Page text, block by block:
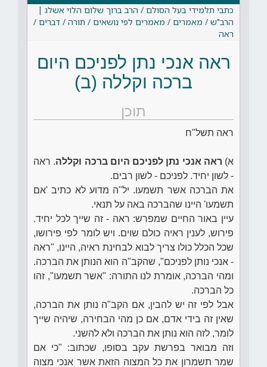
כתבי תלמידי בעל הסולם / הרב ברוך שלום הלוי אשלג |
הרב"ש / מאמרים / מאמרים לפי נושאים / תורה / דברים /
ראה
ראה אנכי נתן לפניכם היום
ברכה וקללה (ב)
תוכן
ראה תשל"ח
א) ראה אנכי נתן לפניכם היום ברכה וקללה. ראה
- לשון יחיד. לפניכם - לשון רבים.
את הברכה אשר תשמעו. יל"ה מדוע לא כתיב 'אם
תשמעו' היינו שהברכה באה על תנאי.
עיין באור החיים שמפרש: ראה - זה שייך לכל יחיד.
פירוש, לענין ראיה כולם שוים. ויש לומר לפי פירושו,
שכל הכלל כולו צריך לבוא לבחינת ראיה, היינו, "ראה
- אנכי נותן לפניכם", שהקב"ה הוא הנותן את הברכה.
ומהי הברכה, אומרת לנו התורה: "אשר תשמעו", זהו
כל הברכה.
אבל לפי זה יש להבין, אם הקב"ה נותן את הברכה,
שאין זה בידי אדם, אם כן מהי הבחירה, שיהיה שייך
לומר, לזה הוא נותן את הברכה ולא להשני.
וזה מבואר בפרשת עקב בסופו, שכתוב: "כי אם
שמר תשמרון את כל המצוה הזאת אשר אנכי מצוה